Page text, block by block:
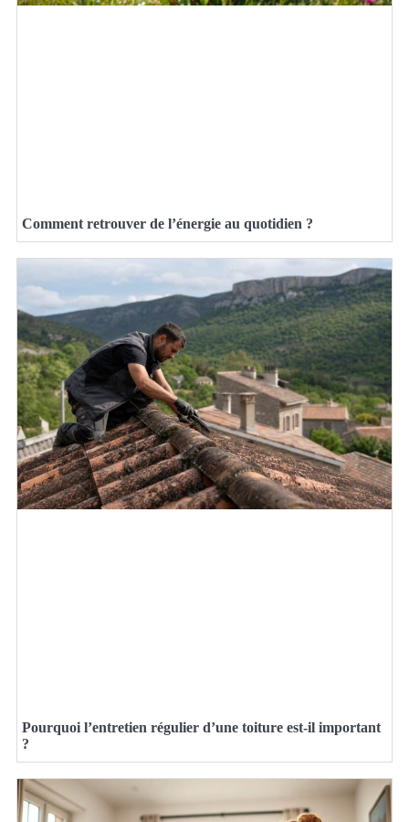
Comment retrouver de l’énergie au quotidien ?
Pourquoi l’entretien régulier d’une toiture est-il important
?